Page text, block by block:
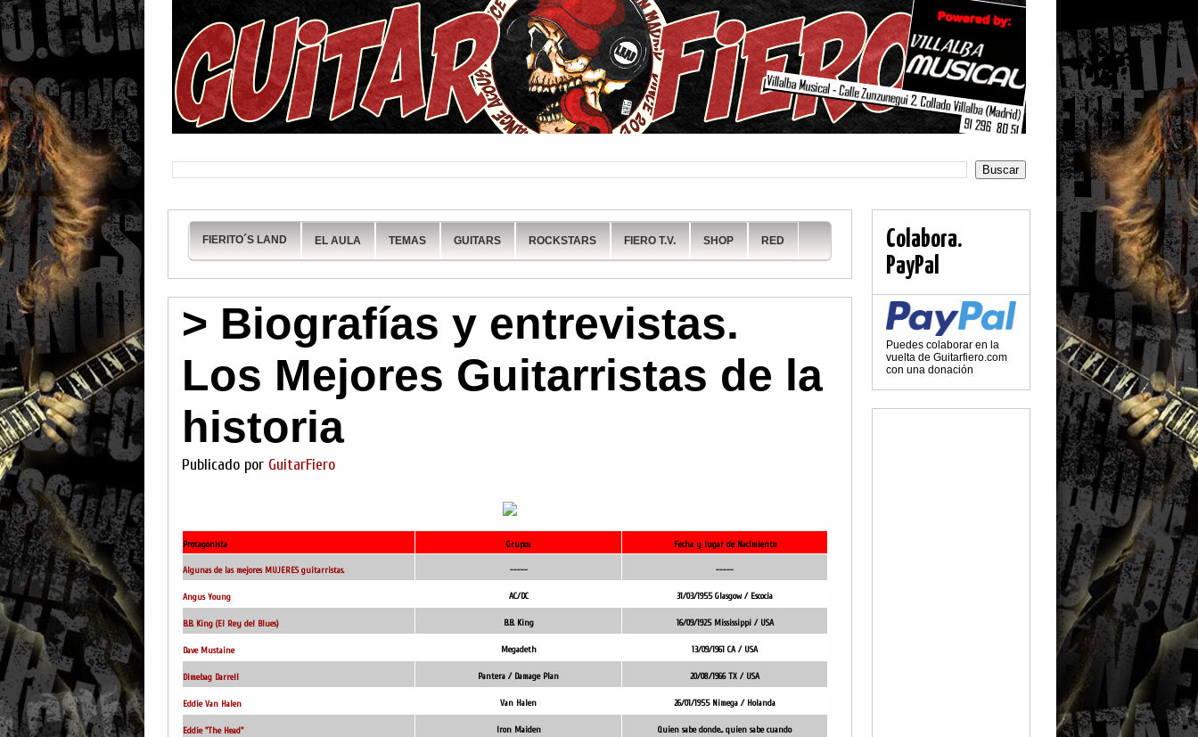
FIERITO´S LAND EL AULA TEMAS GUITARS ROCKSTARS FIERO T.V. SHOP RED
> Biografías y entrevistas.
Los Mejores Guitarristas de la
historia
Publicado por GuitarFiero
Protagonista Grupos Fecha y lugar de Nacimiento
Algunas de las mejores MUJERES guitarristas. ----- -----
Angus Young AC/DC 31/03/1955 Glasgow / Escocia
B.B. King (El Rey del Blues) B.B. King 16/09/1925 Mississippi / USA
Dave Mustaine Megadeth 13/09/1961 CA / USA
Dimebag Darrell Pantera / Damage Plan 20/08/1966 TX / USA
Eddie Van Halen Van Halen 26/01/1955 Nimega / Holanda
Eddie "The Head" Iron Maiden Quien sabe donde... quien sabe cuando
Colabora.
PayPal
Puedes colaborar en la
vuelta de Guitarfiero.com
con una donación